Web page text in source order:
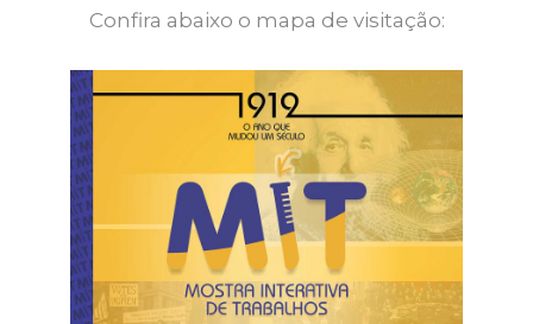
Confira abaixo o mapa de visitação: